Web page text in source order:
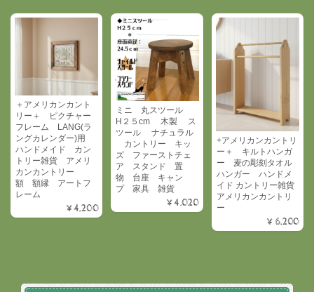
＋アメリカンカント
リー＋ ピクチャー
フレーム LANG(ラ
ングカレンダー)用
ハンドメイド カン
トリー雑貨 アメリ
カンカントリー
額 額縁 アートフ
レーム
¥4,200
ミニ 丸スツール
H２５cm 木製 ス
ツール ナチュラル
カントリー キッ
ズ ファーストチェ
ア スタンド 置
物 台座 キャン
プ 家具 雑貨
¥4,020
+アメリカンカントリ
ー＋ キルトハンガ
ー 麦の彫刻タオル
ハンガー ハンドメ
イド カントリー雑貨
アメリカンカントリ
ー
¥6,200